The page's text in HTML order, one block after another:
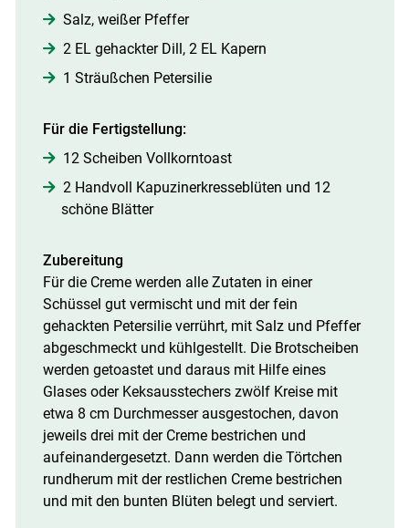
Salz, weißer Pfeffer
2 EL gehackter Dill, 2 EL Kapern
1 Sträußchen Petersilie
Für die Fertigstellung:
12 Scheiben Vollkorntoast
2 Handvoll Kapuzinerkresseblüten und 12
schöne Blätter
Zubereitung
Für die Creme werden alle Zutaten in einer
Schüssel gut vermischt und mit der fein
gehackten Petersilie verrührt, mit Salz und Pfeffer
abgeschmeckt und kühlgestellt. Die Brotscheiben
werden getoastet und daraus mit Hilfe eines
Glases oder Keksausstechers zwölf Kreise mit
etwa 8 cm Durchmesser ausgestochen, davon
jeweils drei mit der Creme bestrichen und
aufeinandergesetzt. Dann werden die Törtchen
rundherum mit der restlichen Creme bestrichen
und mit den bunten Blüten belegt und serviert.